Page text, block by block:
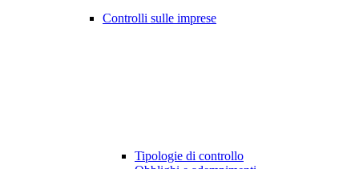
Controlli sulle imprese
Tipologie di controllo